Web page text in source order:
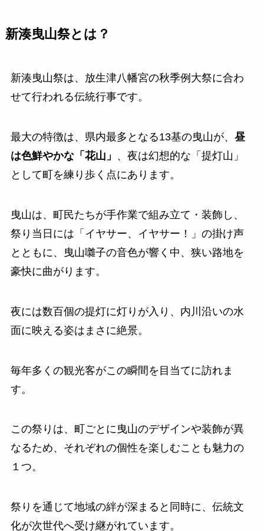
新湊曳山祭とは？
新湊曳山祭は、放生津八幡宮の秋季例大祭に合わ
せて行われる伝統行事です。
最大の特徴は、県内最多となる13基の曳山が、 昼
は色鮮やかな「花山」 、夜は幻想的な「提灯山」
として町を練り歩く点にあります。
曳山は、町民たちが手作業で組み立て・装飾し、
祭り当日には「イヤサー、イヤサー！」の掛け声
とともに、曳山囃子の音色が響く中、狭い路地を
豪快に曲がります。
夜には数百個の提灯に灯りが入り、内川沿いの水
面に映える姿はまさに絶景。
毎年多くの観光客がこの瞬間を目当てに訪れま
す。
この祭りは、町ごとに曳山のデザインや装飾が異
なるため、それぞれの個性を楽しむことも魅力の
１つ。
祭りを通じて地域の絆が深まると同時に、伝統文
化が次世代へ受け継がれています。